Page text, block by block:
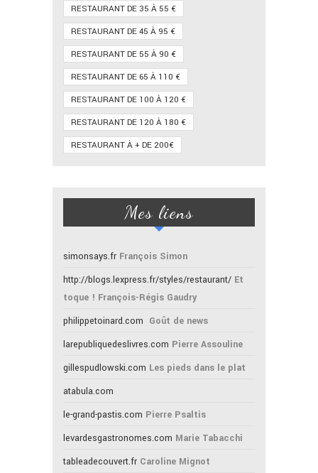
RESTAURANT DE 35 À 55 €
RESTAURANT DE 45 À 95 €
RESTAURANT DE 55 À 90 €
RESTAURANT DE 65 À 110 €
RESTAURANT DE 100 À 120 €
RESTAURANT DE 120 À 180 €
RESTAURANT À + DE 200€
Mes liens
simonsays.fr François Simon
http://blogs.lexpress.fr/styles/restaurant/ Et
toque ! François-Régis Gaudry
philippetoinard.com Goût de news
larepubliquedeslivres.com Pierre Assouline
gillespudlowski.com Les pieds dans le plat
atabula.com
le-grand-pastis.com Pierre Psaltis
levardesgastronomes.com Marie Tabacchi
tableadecouvert.fr Caroline Mignot